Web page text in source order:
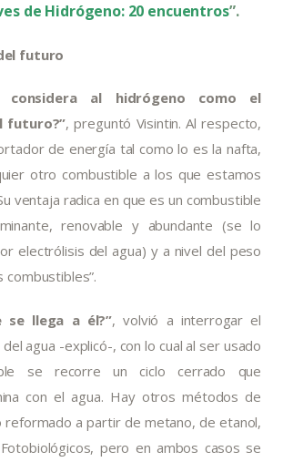
de Hidrógeno: 20 encuentros”.
futuro
considera al hidrógeno como el
futuro?”, preguntó Visintin. Al respecto,
de energía tal como lo es la nafta,
otro combustible a los que estamos
ventaja radica en que es un combustible
renovable y abundante (se lo
electrólisis del agua) y a nivel del peso
se llega a él?”, volvió a interrogar el
agua -explicó-, con lo cual al ser usado
se recorre un ciclo cerrado que
con el agua. Hay otros métodos de
reformado a partir de metano, de etanol,
pero en ambos casos se